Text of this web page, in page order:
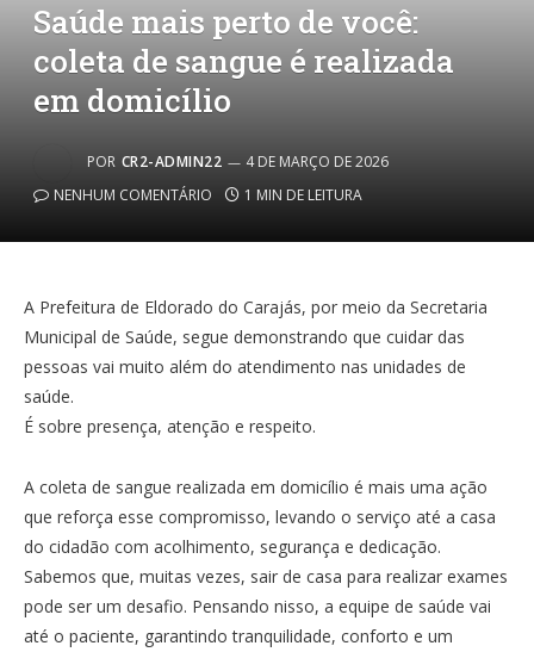
Saúde mais perto de você:
coleta de sangue é realizada
em domicílio
POR CR2-ADMIN22
4 DE MARÇO DE 2026
NENHUM COMENTÁRIO
1 MIN DE LEITURA
A Prefeitura de Eldorado do Carajás, por meio da Secretaria
Municipal de Saúde, segue demonstrando que cuidar das
pessoas vai muito além do atendimento nas unidades de
saúde.
É sobre presença, atenção e respeito.
A coleta de sangue realizada em domicílio é mais uma ação
que reforça esse compromisso, levando o serviço até a casa
do cidadão com acolhimento, segurança e dedicação.
Sabemos que, muitas vezes, sair de casa para realizar exames
pode ser um desafio. Pensando nisso, a equipe de saúde vai
até o paciente, garantindo tranquilidade, conforto e um